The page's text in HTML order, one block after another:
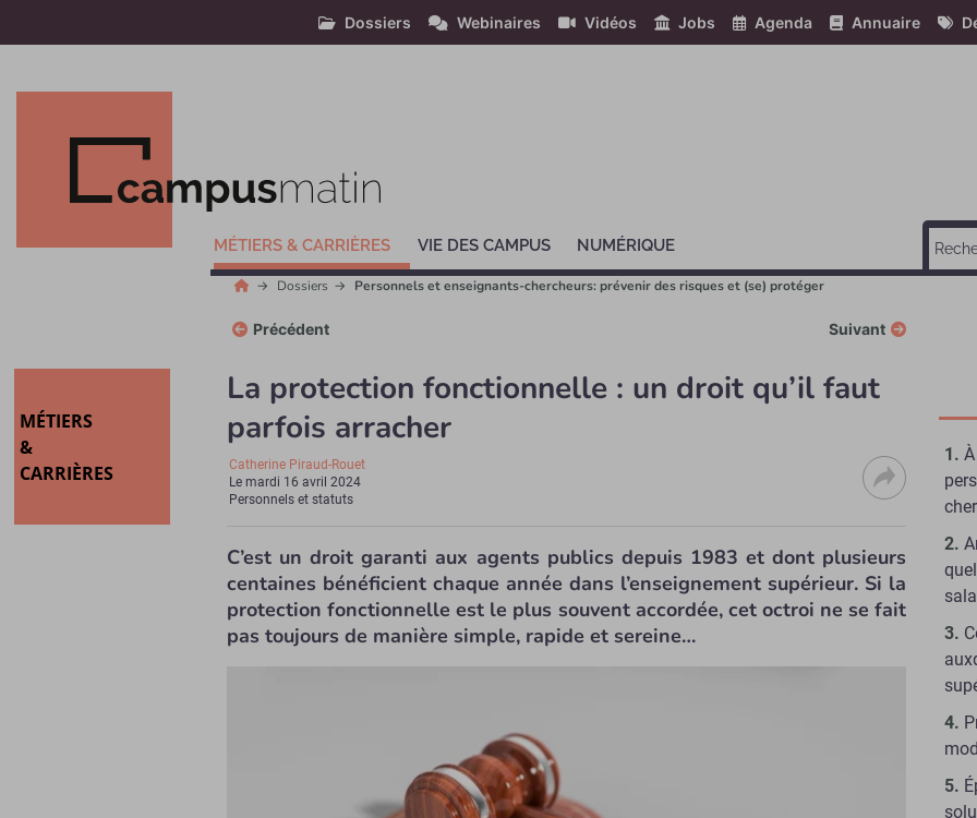
Dossiers Webinaires Vidéos Jobs Agenda Annuaire
MÉTIERS & CARRIÈRES VIE DES CAMPUS NUMÉRIQUE
Dossiers Personnels et enseignants-chercheurs: prévenir des risques et (se) protéger
Précédent Suivant
MÉTIERS
&
CARRIÈRES
La protection fonctionnelle : un droit qu’il faut
parfois arracher
Catherine Piraud-Rouet
Lemardi 16 avril 2024
Personnels et statuts
C’est un droit garanti aux agents publics depuis 1983 et dont plusieurs
centaines bénéficient chaque année dans l’enseignement supérieur. Si la
protection fonctionnelle est le plus souvent accordée, cet octroi ne se fait
pas toujours de manière simple, rapide et sereine…